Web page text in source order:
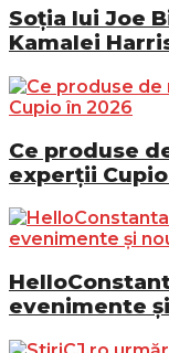
Soția lui Joe
Kamalei
Ce produse
experții
evenimente